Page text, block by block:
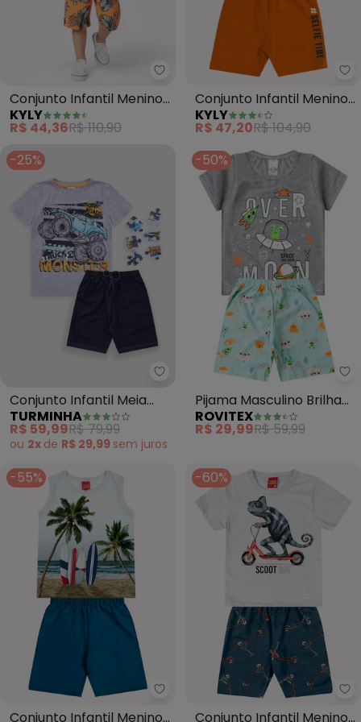
Kyly - Conjunto Infantil Menino
Conjunto Infantil Menino
Tigre (Cinza)
KYLY
R$ 44,36R$ 110,90
Conjunto Infantil Menino
Monstrinhos (Cinza)
KYLY
R$ 47,20R$ 104,90
-25%
Turminha - Conjunto Infantil
Conjunto Infantil Meia
Malha/Moletinho (Cinza)
TURMINHA
R$ 59,99R$ 79,99
ou 2x de R$ 29,99 sem juros
-50%
Pijama Masculino Brilha
no Escuro Kappes
(Cinza)
ROVITEX
R$ 29,99R$ 59,99
-55%
Kyly - Conjunto Infantil Menino
Conjunto Infantil Menino
-60%
Conjunto Infantil Menino